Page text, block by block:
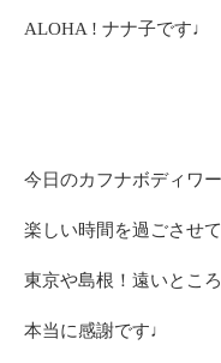
ALOHA ! ナナ子です♩
今日のカフナボディワ
楽しい時間を過ごさせ
東京や島根！遠いとこ
本当に感謝です♩